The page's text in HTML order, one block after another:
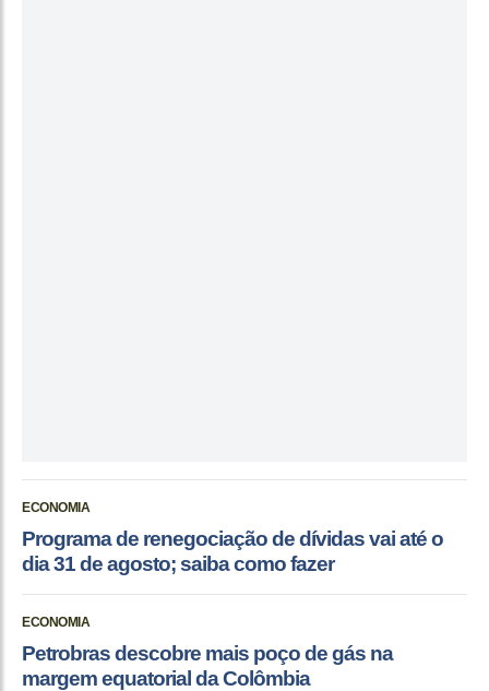
ECONOMIA
Programa de renegociação de dívidas vai até o
dia 31 de agosto; saiba como fazer
ECONOMIA
Petrobras descobre mais poço de gás na
margem equatorial da Colômbia